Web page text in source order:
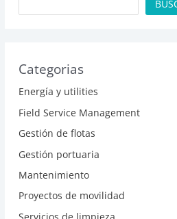
Categorias
Energía y utilities
Field Service Management
Gestión de flotas
Gestión portuaria
Mantenimiento
Proyectos de movilidad